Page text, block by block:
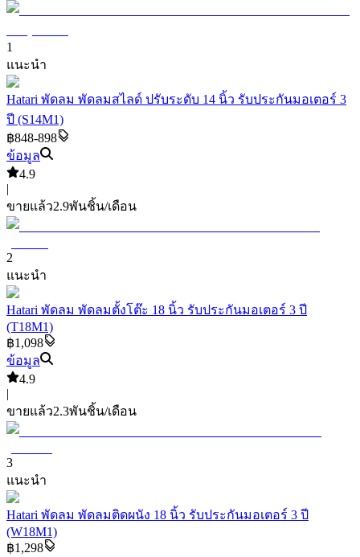
1
แนะนำ
Hatari พัดลม พัดลมสไลด์ ปรับระดับ 14 นิ้ว รับประกันมอเตอร์ 3
ปี (S14M1)
฿848-898
ข้อมูล
4.9
|
ขายแล้ว2.9พันชิ้น/เดือน
2
แนะนำ
Hatari พัดลม พัดลมตั้งโต๊ะ 18 นิ้ว รับประกันมอเตอร์ 3 ปี
(T18M1)
฿1,098
ข้อมูล
4.9
|
ขายแล้ว2.3พันชิ้น/เดือน
3
แนะนำ
Hatari พัดลม พัดลมติดผนัง 18 นิ้ว รับประกันมอเตอร์ 3 ปี
(W18M1)
฿1,298